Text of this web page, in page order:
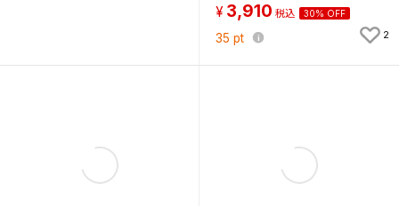
3,910 30% OFF
35 pt 2